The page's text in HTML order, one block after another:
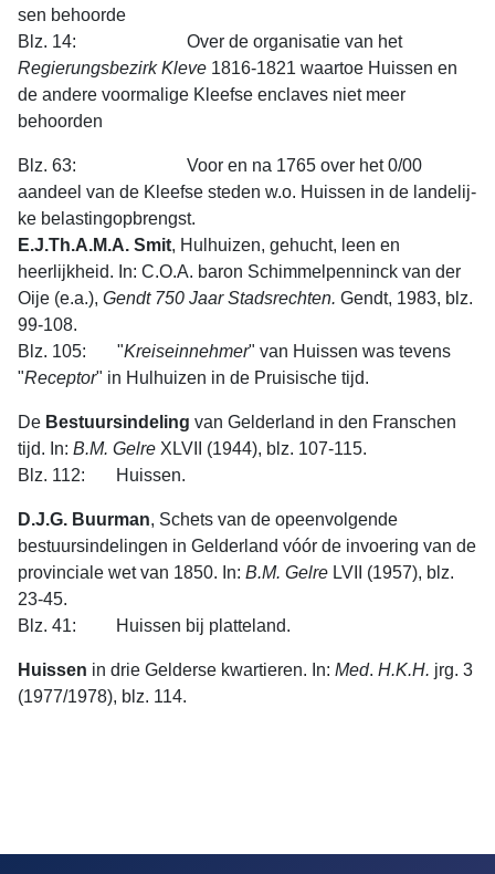
sen be­hoor­de
Blz. 14: Over de organisatie van het
Regierungsbezirk Kleve 1816-1821 waartoe Huissen en
de an­dere voormalige Kleefse enclaves niet meer
behoorden
Blz. 63: Voor en na 1765 over het 0/00
aandeel van de Kleef­se steden w.o. Huissen in de lan­delij­
ke belas­tingop­brengst.
E.J.Th.A.M.A. Smit, Hulhuizen, gehucht, leen en
heerlijkheid. In: C.O.A. baron Schimmel­penninck van der
Oije (e.a.), Gendt 750 Jaar Stadsrechten. Gendt, 1983, blz.
99-108.
Blz. 105: "Kreiseinnehmer" van Huissen was tevens
"Recep­tor" in Hulhuizen in de Pruisische tijd.
De Bestuursindeling van Gelderland in den Franschen
tijd. In: B.M. Gelre XLVII (1944), blz. 107-115.
Blz. 112: Huissen.
D.J.G. Buurman, Schets van de opeenvolgende
bestuursindelingen in Gelderland vóór de invoering van de
provinciale wet van 1850. In: B.M. Gelre LVII (1957), blz.
23-45.
Blz. 41: Huissen bij platteland.
Huissen in drie Gelderse kwartieren. In: Med. H.K.H. jrg. 3
(1977­/1978), blz. 114.